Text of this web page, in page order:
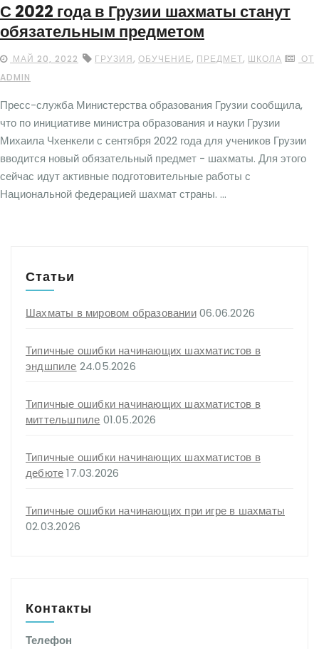
С 2022 года в Грузии шахматы станут
обязательным предметом
МАЙ 20, 2022 ГРУЗИЯ, ОБУЧЕНИЕ, ПРЕДМЕТ, ШКОЛА
ОТ
ADMIN
Пресс-служба Министерства образования Грузии сообщила,
что по инициативе министра образования и науки Грузии
Михаила Чхенкели с сентября 2022 года для учеников Грузии
вводится новый обязательный предмет − шахматы. Для этого
сейчас идут активные подготовительные работы с
Национальной федерацией шахмат страны. ...
Статьи
Шахматы в мировом образовании 06.06.2026
Типичные ошибки начинающих шахматистов в
эндшпиле 24.05.2026
Типичные ошибки начинающих шахматистов в
миттельшпиле 01.05.2026
Типичные ошибки начинающих шахматистов в
дебюте 17.03.2026
Типичные ошибки начинающих при игре в шахматы
02.03.2026
Контакты
Телефон